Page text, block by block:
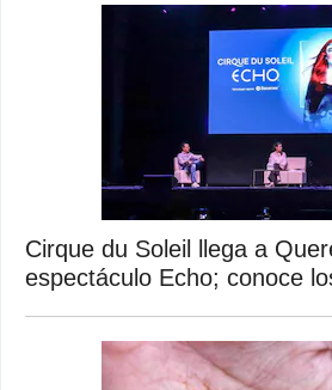
Cirque du Soleil llega a
espectáculo Echo; conoce